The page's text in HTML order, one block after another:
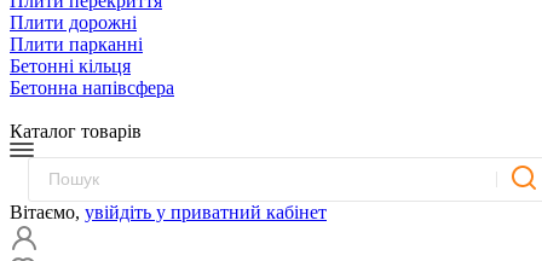
Плити дорожні
Плити парканні
Бетонні кільця
Бетонна напівсфера
Каталог товарів
Вітаємо, увійдіть у приватний кабінет